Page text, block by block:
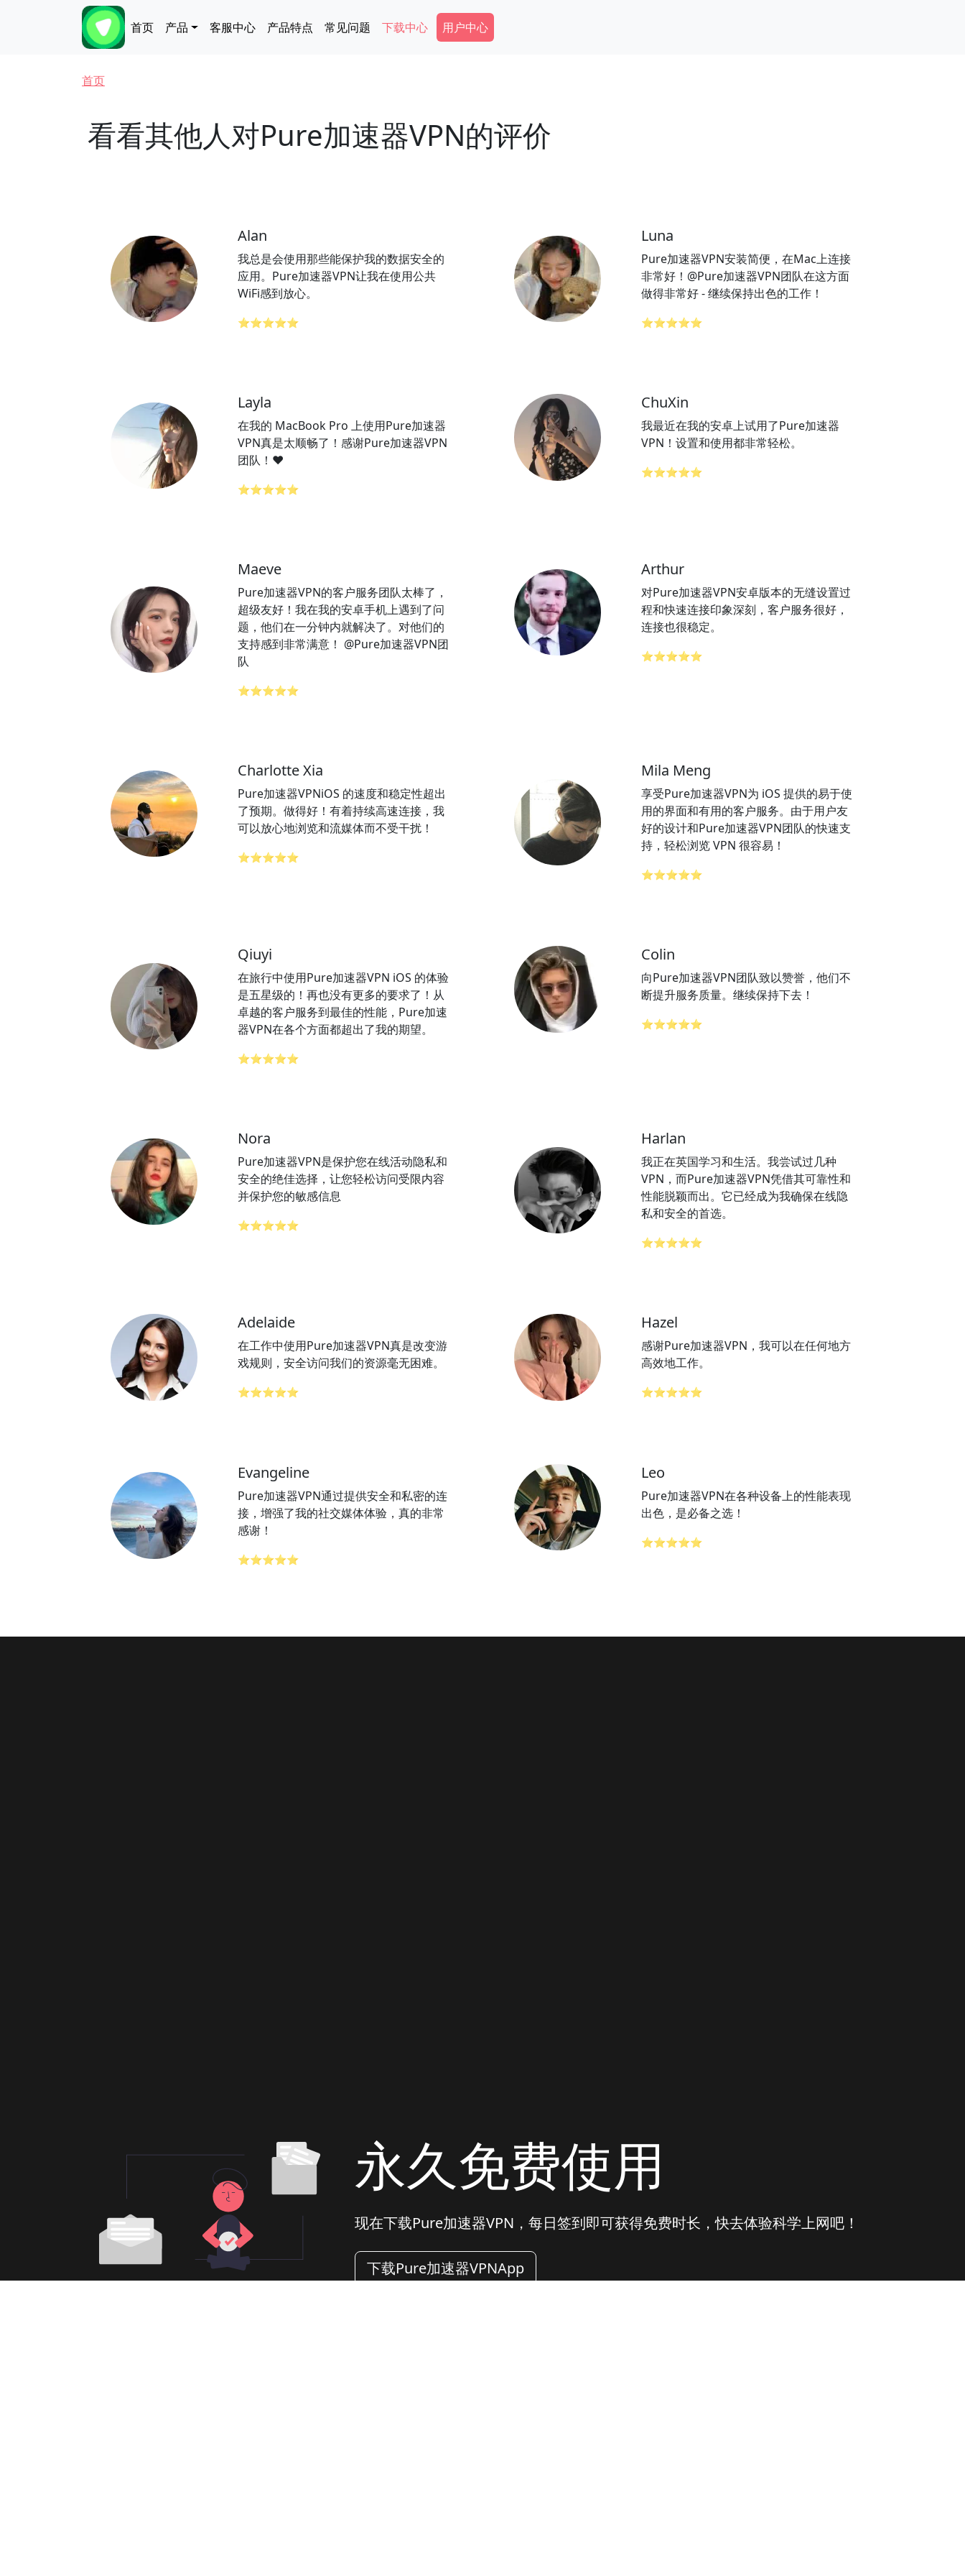
Main navigation
首页 产品 客服中心 产品特点 常见问题 下载中心 Secondary Menu
用户中心
面包屑
首页
看看其他人对Pure加速器VPN的评价
Alan
我总是会使用那些能保护我的数据安全的
应用。Pure加速器VPN让我在使用公共
WiFi感到放心。
⭐⭐⭐⭐⭐
Luna
Pure加速器VPN安装简便，在Mac上连接
非常好！@Pure加速器VPN团队在这方面
做得非常好 - 继续保持出色的工作！
⭐⭐⭐⭐⭐
Layla
在我的 MacBook Pro 上使用Pure加速器
VPN真是太顺畅了！感谢Pure加速器VPN
团队！❤️
⭐⭐⭐⭐⭐
ChuXin
我最近在我的安卓上试用了Pure加速器
VPN！设置和使用都非常轻松。
⭐⭐⭐⭐⭐
Maeve
Pure加速器VPN的客户服务团队太棒了，
超级友好！我在我的安卓手机上遇到了问
题，他们在一分钟内就解决了。对他们的
支持感到非常满意！ @Pure加速器VPN团
队
⭐⭐⭐⭐⭐
Arthur
对Pure加速器VPN安卓版本的无缝设置过
程和快速连接印象深刻，客户服务很好，
连接也很稳定。
⭐⭐⭐⭐⭐
Charlotte Xia
Pure加速器VPNiOS 的速度和稳定性超出
了预期。做得好！有着持续高速连接，我
可以放心地浏览和流媒体而不受干扰！
⭐⭐⭐⭐⭐
Mila Meng
享受Pure加速器VPN为 iOS 提供的易于使
用的界面和有用的客户服务。由于用户友
好的设计和Pure加速器VPN团队的快速支
持，轻松浏览 VPN 很容易！
⭐⭐⭐⭐⭐
Qiuyi
在旅行中使用Pure加速器VPN iOS 的体验
是五星级的！再也没有更多的要求了！从
卓越的客户服务到最佳的性能，Pure加速
器VPN在各个方面都超出了我的期望。
⭐⭐⭐⭐⭐
Colin
向Pure加速器VPN团队致以赞誉，他们不
断提升服务质量。继续保持下去！
⭐⭐⭐⭐⭐
Nora
Pure加速器VPN是保护您在线活动隐私和
安全的绝佳选择，让您轻松访问受限内容
并保护您的敏感信息
⭐⭐⭐⭐⭐
Harlan
我正在英国学习和生活。我尝试过几种
VPN，而Pure加速器VPN凭借其可靠性和
性能脱颖而出。它已经成为我确保在线隐
私和安全的首选。
⭐⭐⭐⭐⭐
Adelaide
在工作中使用Pure加速器VPN真是改变游
戏规则，安全访问我们的资源毫无困难。
⭐⭐⭐⭐⭐
Hazel
感谢Pure加速器VPN，我可以在任何地方
高效地工作。
⭐⭐⭐⭐⭐
Evangeline
Pure加速器VPN通过提供安全和私密的连
接，增强了我的社交媒体体验，真的非常
感谢！
⭐⭐⭐⭐⭐
Leo
Pure加速器VPN在各种设备上的性能表现
出色，是必备之选！
⭐⭐⭐⭐⭐
永久免费使用
现在下载Pure加速器VPN，每日签到即可获得免费时长，快去体验科学上网吧！
下载Pure加速器VPNApp